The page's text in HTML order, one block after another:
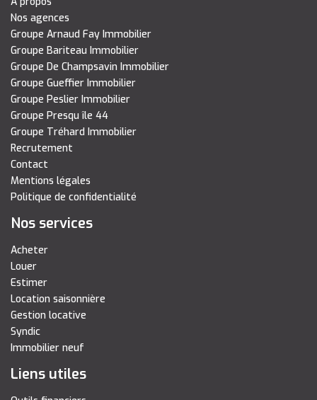
Nos agences
Groupe Arnaud Fay Immobilier
Groupe Bariteau Immobilier
Groupe De Champsavin Immobilier
Groupe Gueffier Immobilier
Groupe Peslier Immobilier
Groupe Presqu île 44
Groupe Tréhard Immobilier
Recrutement
Contact
Mentions légales
Politique de confidentialité
Nos services
Acheter
Louer
Estimer
Location saisonnière
Gestion locative
Syndic
Immobilier neuf
Liens utiles